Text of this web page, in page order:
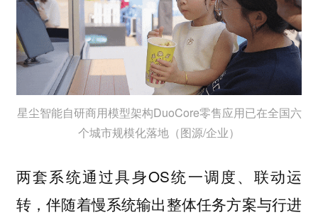
星尘智能自研商用模型架构DuoCore零售应用已在全国六
个城市规模化落地（图源/企业）
两套系统通过具身OS统一调度、联动运
转，伴随着慢系统输出整体任务方案与行进